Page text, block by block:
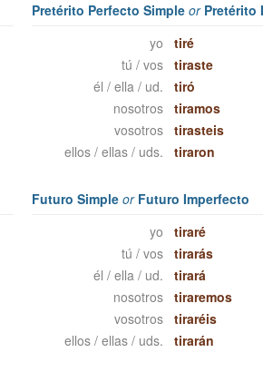
Pretérito Perfecto SimpleorPretérito
yo
tiré
tú / vos
tiraste
él / ella / ud.
tiró
nosotros
tiramos
vosotros
tirasteis
ellos / ellas / uds.
tiraron
Futuro SimpleorFuturo Imperfecto
yo
tiraré
tú / vos
tirarás
él / ella / ud.
tirará
nosotros
tiraremos
vosotros
tiraréis
ellos / ellas / uds.
tirarán